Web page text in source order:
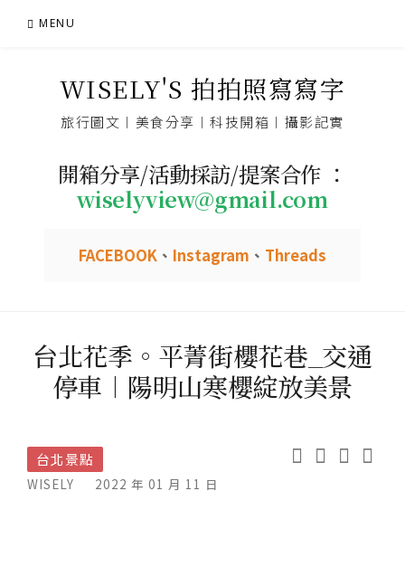
MENU
WISELY'S 拍拍照寫寫字
旅行圖文︱美食分享︱科技開箱︱攝影記實
開箱分享/活動採訪/提案合作 ：
wiselyview@gmail.com
FACEBOOK 、 Instagram 、 Threads
台北花季。平菁街櫻花巷_交通
停車︱陽明山寒櫻綻放美景
台北景點
WISELY 2022 年 01 月 11 日